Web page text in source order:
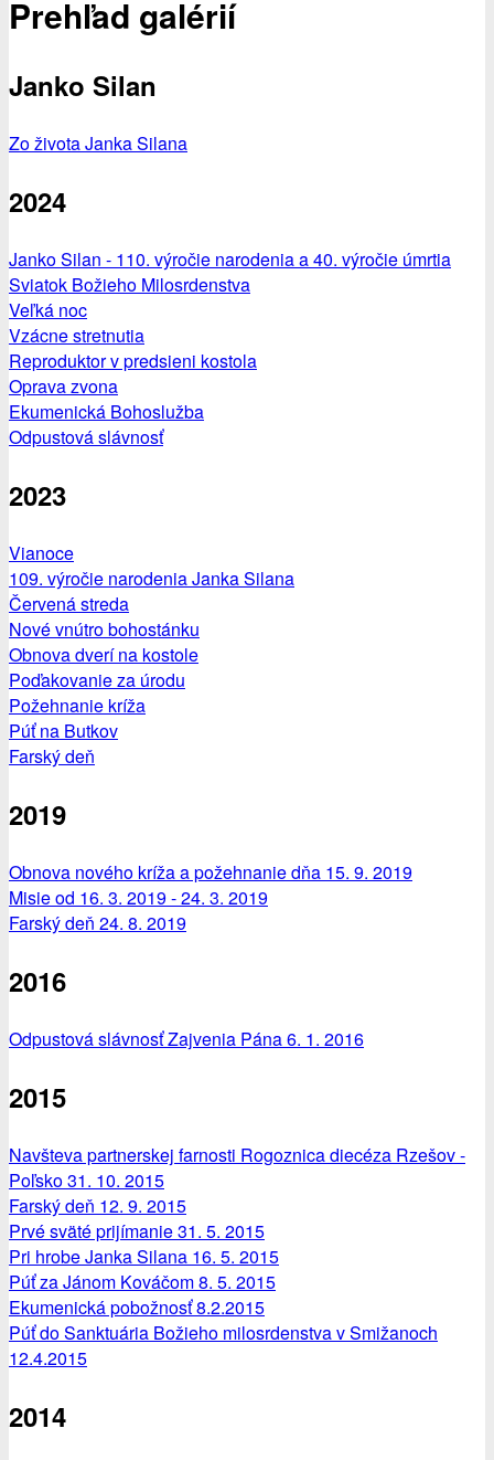
Prehľad galérií
Janko Silan
Zo života Janka Silana
2024
Janko Silan - 110. výročie narodenia a 40. výročie úmrtia
Sviatok Božieho Milosrdenstva
Veľká noc
Vzácne stretnutia
Reproduktor v predsieni kostola
Oprava zvona
Ekumenická Bohoslužba
Odpustová slávnosť
2023
Vianoce
109. výročie narodenia Janka Silana
Červená streda
Nové vnútro bohostánku
Obnova dverí na kostole
Poďakovanie za úrodu
Požehnanie kríža
Púť na Butkov
Farský deň
2019
Obnova nového kríža a požehnanie dňa 15. 9. 2019
Misie od 16. 3. 2019 - 24. 3. 2019
Farský deň 24. 8. 2019
2016
Odpustová slávnosť Zajvenia Pána 6. 1. 2016
2015
Navšteva partnerskej farnosti Rogoznica diecéza Rzešov -
Poľsko 31. 10. 2015
Farský deň 12. 9. 2015
Prvé sväté prijímanie 31. 5. 2015
Pri hrobe Janka Silana 16. 5. 2015
Púť za Jánom Kováčom 8. 5. 2015
Ekumenická pobožnosť 8.2.2015
Púť do Sanktuária Božieho milosrdenstva v Smižanoch
12.4.2015
2014